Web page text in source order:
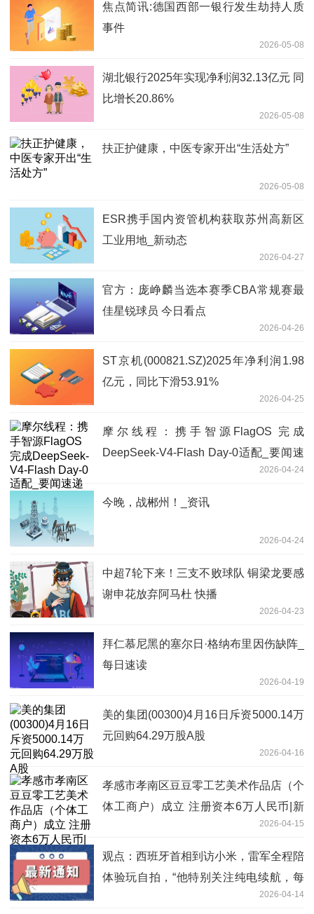
焦点简讯:德国西部一银行发生劫持人质
事件
2026-05-08
湖北银行2025年实现净利润32.13亿元 同
比增长20.86%
2026-05-08
扶正护健康，中医专家开出“生活处方”
2026-05-08
ESR携手国内资管机构获取苏州高新区
工业用地_新动态
2026-04-27
官方：庞峥麟当选本赛季CBA常规赛最
佳星锐球员 今日看点
2026-04-26
ST京机(000821.SZ)2025年净利润1.98
亿元，同比下滑53.91%
2026-04-25
摩尔线程：携手智源FlagOS 完成
DeepSeek-V4-Flash Day-0适配_要闻速
2026-04-24
今晚，战郴州！_资讯
2026-04-24
中超7轮下来！三支不败球队 铜梁龙要感
谢申花放弃阿马杜 快播
2026-04-23
拜仁慕尼黑的塞尔日·格纳布里因伤缺阵_
每日速读
2026-04-19
美的集团(00300)4月16日斥资5000.14万
元回购64.29万股A股
2026-04-16
孝感市孝南区豆豆零工艺美术作品店（个
体工商户）成立 注册资本6万人民币|新
2026-04-15
观点：西班牙首相到访小米，雷军全程陪
体验玩自拍，“他特别关注纯电续航，每
2026-04-14